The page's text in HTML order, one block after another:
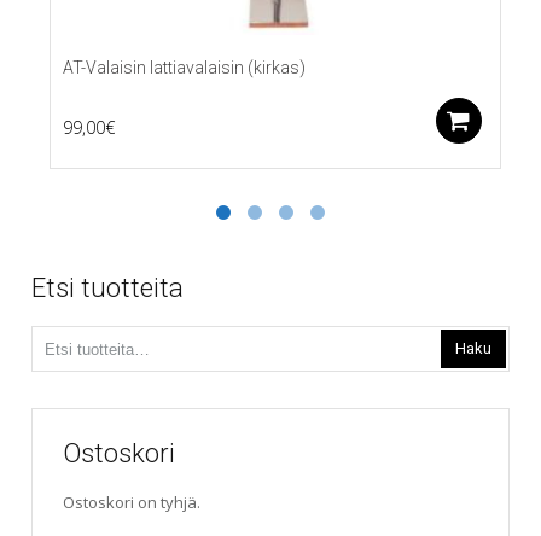
AT-Valaisin lattiavalaisin (kirkas)
99,00€
Etsi tuotteita
Haku
Ostoskori
Ostoskori on tyhjä.